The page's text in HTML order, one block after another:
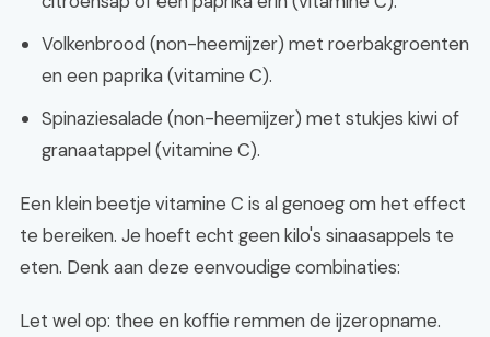
Volkenbrood (non-heemijzer) met roerbakgroenten
en een paprika (vitamine C).
Spinaziesalade (non-heemijzer) met stukjes kiwi of
granaatappel (vitamine C).
Een klein beetje vitamine C is al genoeg om het effect
te bereiken. Je hoeft echt geen kilo's sinaasappels te
eten. Denk aan deze eenvoudige combinaties:
Let wel op: thee en koffie remmen de ijzeropname.